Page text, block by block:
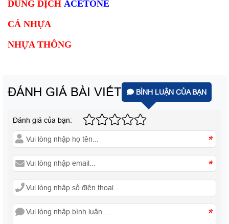
DUNG DỊCH ACETONE
CÁ NHỰA
NHỰA THÔNG
ĐÁNH GIÁ BÀI VIẾT BÌNH LUẬN CỦA BẠN
Đánh giá của bạn:
*
*
*